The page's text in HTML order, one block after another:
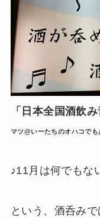
「日本全国酒飲
マツ@いーたちのオハコで
♪11月は何でもな
という、酒呑み